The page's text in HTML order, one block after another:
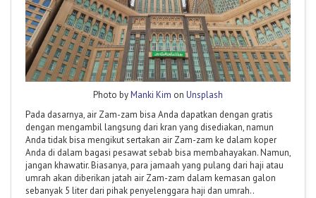
Photo byManki Kim on Unsplash
Pada dasarnya, air Zam-zam bisa Anda dapatkan dengan gratis
dengan mengambil langsung dari kran yang disediakan, namun
Anda tidak bisa mengikut sertakan air Zam-zam ke dalam koper
Anda di dalam bagasi pesawat sebab bisa membahayakan. Namun,
jangan khawatir. Biasanya, para jamaah yang pulang dari haji atau
umrah akan diberikan jatah air Zam-zam dalam kemasan galon
sebanyak 5 liter dari pihak penyelenggara haji dan umrah..